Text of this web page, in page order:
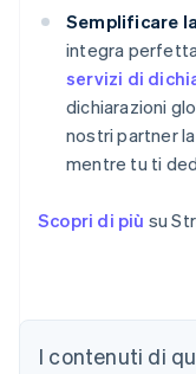
Semplificare
integra
servizi di
dichiarazioni
nostri partner
mentre tu ti
Scopri di più su
I contenuti di